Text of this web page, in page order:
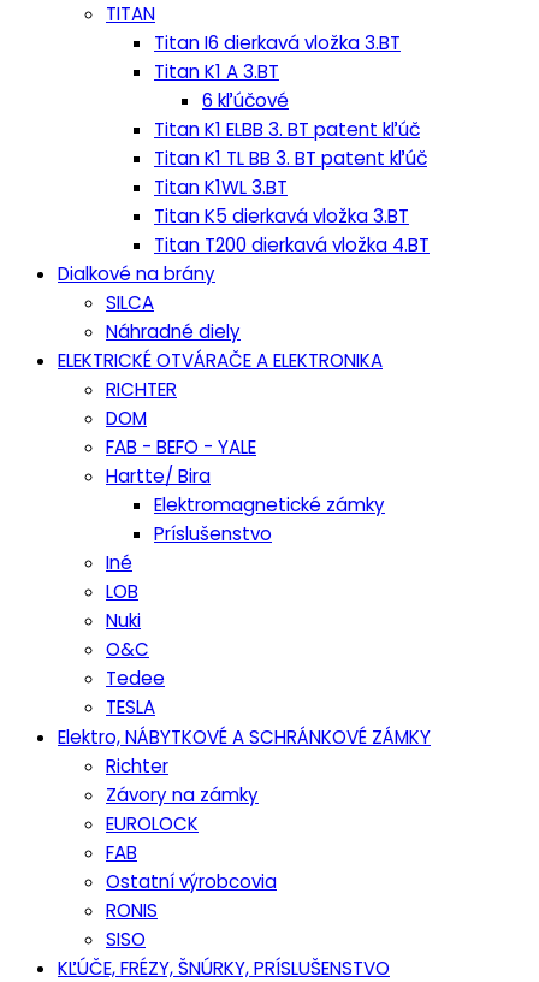
TITAN
Titan I6 dierkavá vložka 3.BT
Titan K1 A 3.BT
6 kľúčové
Titan K1 ELBB 3. BT patent kľúč
Titan K1 TL BB 3. BT patent kľúč
Titan K1WL 3.BT
Titan K5 dierkavá vložka 3.BT
Titan T200 dierkavá vložka 4.BT
Dialkové na brány
SILCA
Náhradné diely
ELEKTRICKÉ OTVÁRAČE A ELEKTRONIKA
RICHTER
DOM
FAB - BEFO - YALE
Hartte/ Bira
Elektromagnetické zámky
Príslušenstvo
Iné
LOB
Nuki
O&C
Tedee
TESLA
Elektro, NÁBYTKOVÉ A SCHRÁNKOVÉ ZÁMKY
Richter
Závory na zámky
EUROLOCK
FAB
Ostatní výrobcovia
RONIS
SISO
KĽÚČE, FRÉZY, ŠNÚRKY, PRÍSLUŠENSTVO